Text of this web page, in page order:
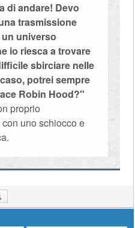
di andare! Devo
trasmissione
universo
io riesca a trovare
sbirciare nelle
potrei sempre
Robin Hood?"
proprio
uno schiocco e